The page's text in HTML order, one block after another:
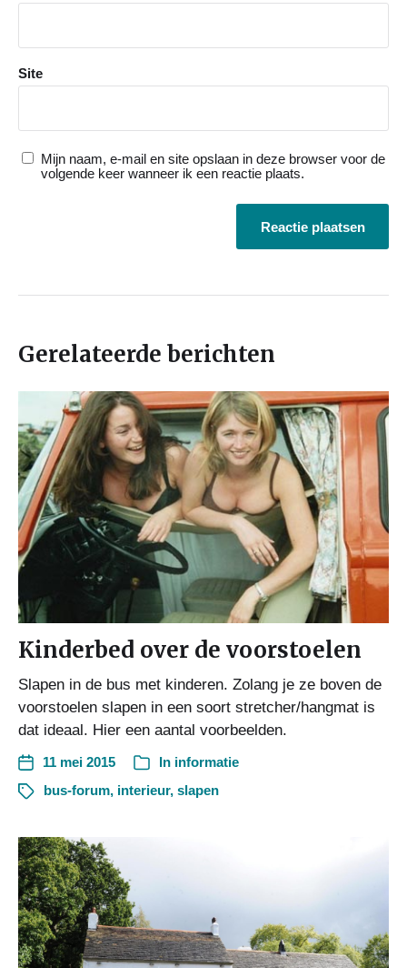
Site
Mijn naam, e-mail en site opslaan in deze browser voor de
volgende keer wanneer ik een reactie plaats.
Gerelateerde berichten
Kinderbed over de voorstoelen
Slapen in de bus met kinderen. Zolang je ze boven de
voorstoelen slapen in een soort stretcher/hangmat is
dat ideaal. Hier een aantal voorbeelden.
11 mei 2015 In informatie
bus-forum, interieur, slapen